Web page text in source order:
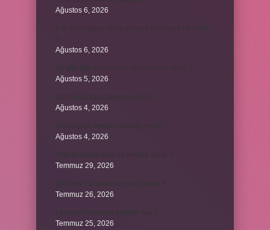
Ağustos 6, 2026
Ağustos 6, 2026
Ağustos 5, 2026
Ağustos 4, 2026
Ağustos 4, 2026
Temmuz 29, 2026
Temmuz 26, 2026
Temmuz 25, 2026